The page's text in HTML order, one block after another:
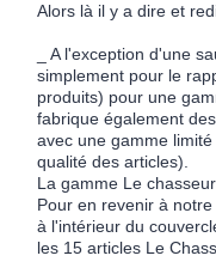
Alors là il y a dire et
_ A l'exception d'une
simplement pour le
produits) pour une
fabrique également
avec une gamme
qualité des articles).
La gamme Le
Pour en revenir à
à l'intérieur du
les 15 articles Le